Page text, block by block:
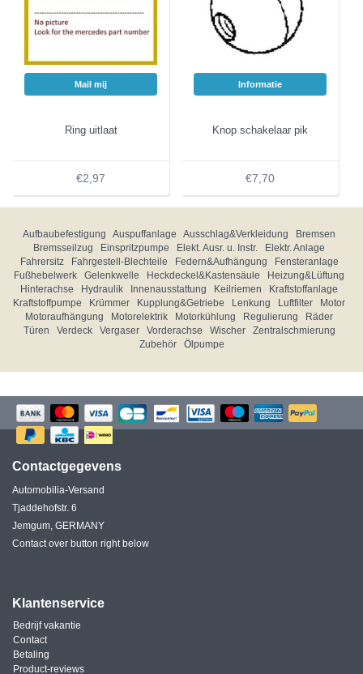
Mail mij
Ring uitlaat
€2,97
Informatie
Knop schakelaar pik
€7,70
Aufbaubefestigung Auspuffanlage Ausschlag&Verkleidung
Bremsen
Bremsseilzug
Einspritzpumpe Elekt. Ausr. u. Instr.
Elektr. Anlage
Fahrersitz
Fahrgestell-Blechteile Federn&Aufhängung
Fensteranlage
Fußhebelwerk
Gelenkwelle Heckdeckel&Kastensäule
Heizung&Lüftung
Hinterachse
Hydraulik Innenausstattung Keilriemen
Kraftstoffanlage
Kraftstoffpumpe
Krümmer Kupplung&Getriebe Lenkung Luftfilter
Motor
Motoraufhängung
Motorelektrik Motorkühlung Regulierung
Räder
Türen
Verdeck Vergaser Vorderachse Wischer
Zentralschmierung
Zubehör
Ölpumpe
Contactgegevens
Automobilia-Versand
Tjaddehofstr. 6
Jemgum, GERMANY
Contact over button right below
Klantenservice
Bedrijf vakantie
Contact
Betaling
Product-reviews